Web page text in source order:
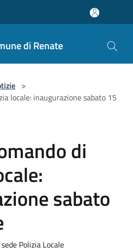
di Renate
>
locale: inaugurazione sabato 15
di
sabato
Polizia Locale